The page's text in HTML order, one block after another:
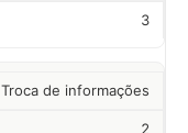
3
Troca de informações
2